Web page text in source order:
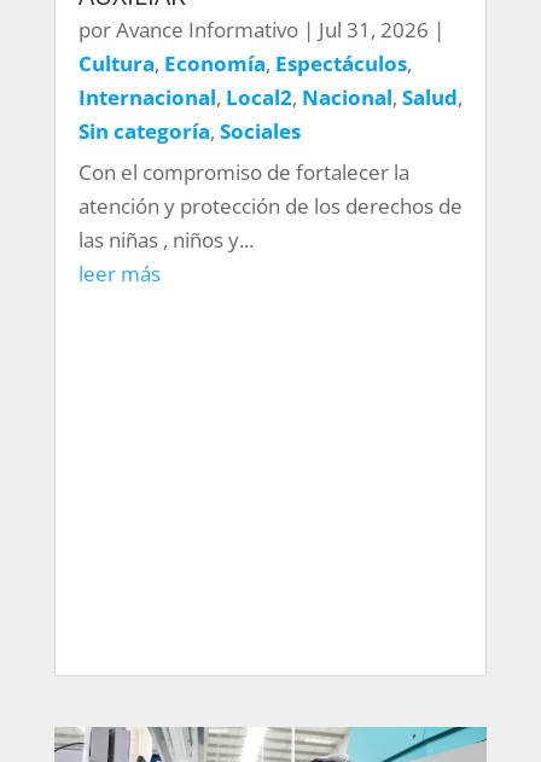
porAvance Informativo| Jul 31, 2026 |
Cultura, Economía, Espectáculos,
Internacional, Local2, Nacional, Salud,
Sin categoría, Sociales
Con el compromiso de fortalecer la
atención y protección de los derechos de
las niñas , niños y...
leer más